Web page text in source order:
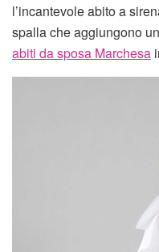
l’incantevole abito a
spalla che aggiungono
abiti da sposa Marchesa